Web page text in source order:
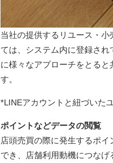
当社の提供するリユース・
ては、システム内に登録さ
に様々なアプローチをとる
す。
*LINEアカウントと紐づいた
ポイントなどデータの閲覧
店頭売買の際に発生するポ
でき、店舗利用動機につなげ